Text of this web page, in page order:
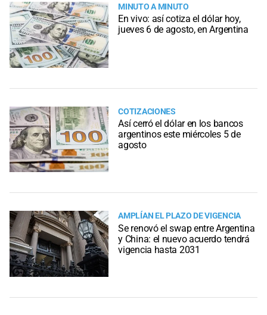
MINUTO A MINUTO
En vivo: así cotiza el dólar hoy,
jueves 6 de agosto, en Argentina
COTIZACIONES
Así cerró el dólar en los bancos
argentinos este miércoles 5 de
agosto
AMPLÍAN EL PLAZO DE VIGENCIA
Se renovó el swap entre Argentina
y China: el nuevo acuerdo tendrá
vigencia hasta 2031